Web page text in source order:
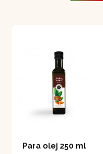
Para olej 250 ml